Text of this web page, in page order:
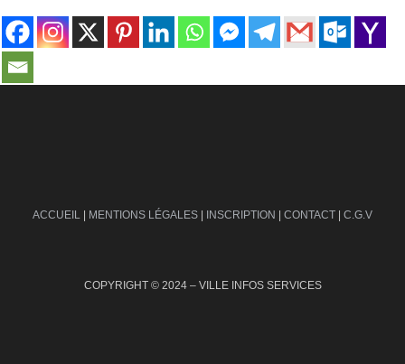
ACCUEIL | MENTIONS LÉGALES | INSCRIPTION | CONTACT | C.G.V
COPYRIGHT © 2024 – VILLE INFOS SERVICES